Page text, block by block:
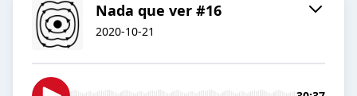
Nada que ver #16
2020-10-21